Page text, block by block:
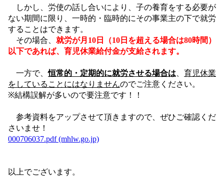
しかし、労使の話し合いにより、子の養育をする必要が
ない期間に限り、一時的・臨時的にその事業主の下で就労
することはできます。
その場合、 就労が月10日
（10日を超える場合は80時間）
以下であれば、育児休業給付金が支給されます。
一方で、恒常的・定期的に就労させる場合は
育児休業
をしていることにはなり ませんのでご注意ください。
※結構誤解が多いので要注意です！！
参考資料をアップさせて頂きますので、ぜひご確認くだ
さいませ！
000706037.pdf (mhlw.go.jp)
以上でございます。